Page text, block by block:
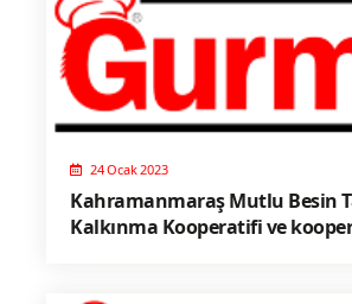
24 Ocak 2023
Kahramanmaraş Mutlu Besin
Kalkınma Kooperatifi ve